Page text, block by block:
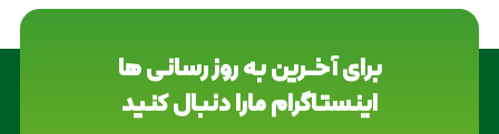
برای آخــرین به روز رسانی ها
اینستاگرام مارا دنبال کنید